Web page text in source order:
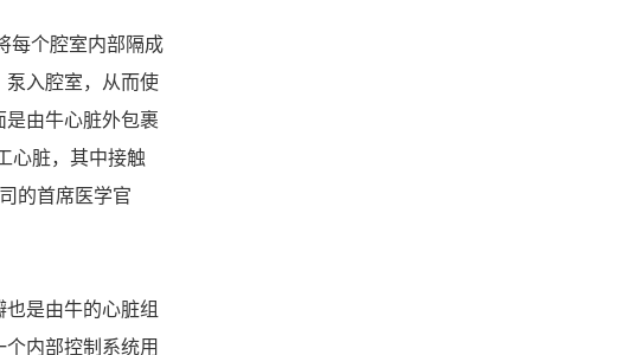
每个腔室内部隔成
泵入腔室，从而使
由牛心脏外包裹
心脏，其中接触
的首席医学官
是由牛的心脏组
内部控制系统用